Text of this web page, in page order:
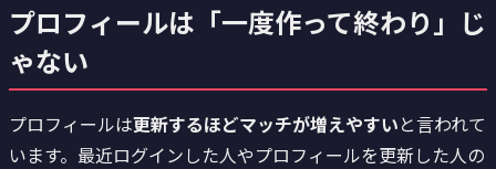
プロフィールは「一度作って終わり」じ
ゃない
プロフィールは更新するほどマッチが増えやすいと言われて
います。最近ログインした人やプロフィールを更新した人の